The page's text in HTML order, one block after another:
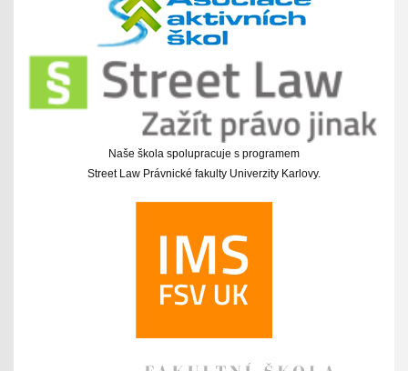
Naše škola spolupracuje s programem
Street Law Právnické fakulty Univerzity Karlovy.